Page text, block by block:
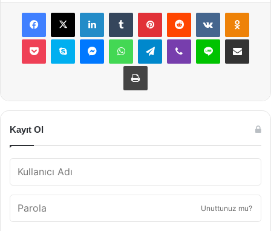
Facebook
X LinkedInTumblr PinterestReddit VKontakte
Pocket Skype MessengerWhatsAppTelegramViber Line E-Posta ile
Yazdır
Kayıt Ol
Unuttunuz mu?